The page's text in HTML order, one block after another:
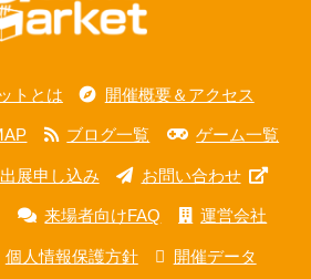
トとは 開催概要＆アクセス
ブログ一覧 ゲーム一覧
出展申し込み お問い合わせ
来場者向けFAQ 運営会社
個人情報保護方針 開催データ